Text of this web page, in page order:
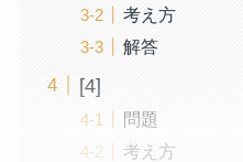
考え方
解答
[4]
問題
考え方